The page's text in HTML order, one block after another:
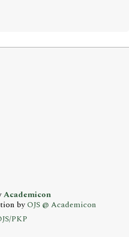
Academicon
byOJS @ Academicon
PKP